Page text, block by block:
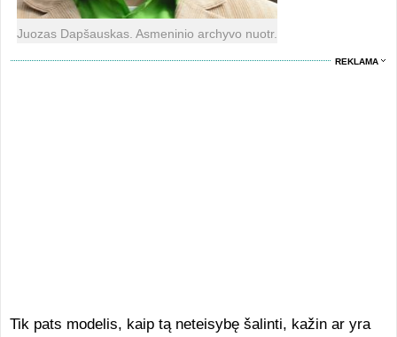
Juozas Dapšauskas. Asmeninio archyvo nuotr.
REKLAMA
Tik pats modelis, kaip tą neteisybę šalinti, kažin ar yra